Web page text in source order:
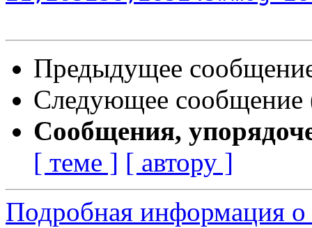
Предыдущее
Следующее сообщение
Сообщения,
[ теме ] [ автору ]
Подробная информация